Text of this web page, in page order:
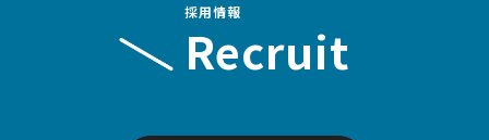
採用情報
Recruit